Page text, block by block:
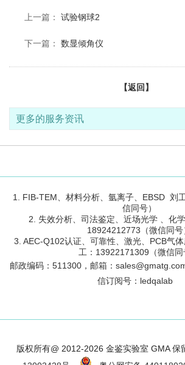
上一篇： 试验钢球2
下一篇： 数显倾角仪
【返回】
更多的服务资讯
1. FIB-TEM、材料分析、氩离子、EBSD 刘
信同号）
2. 失效分析、司法鉴定、近场光学 、化
18924212773（微信同号
3. AEC-Q102认证、可靠性、激光、PCB气
工：13922171309（微信同
邮政编码： 511300，邮箱：
信订阅号：ledqalab
版权所有@ 2012-2026 金鉴实验室 GMA 保